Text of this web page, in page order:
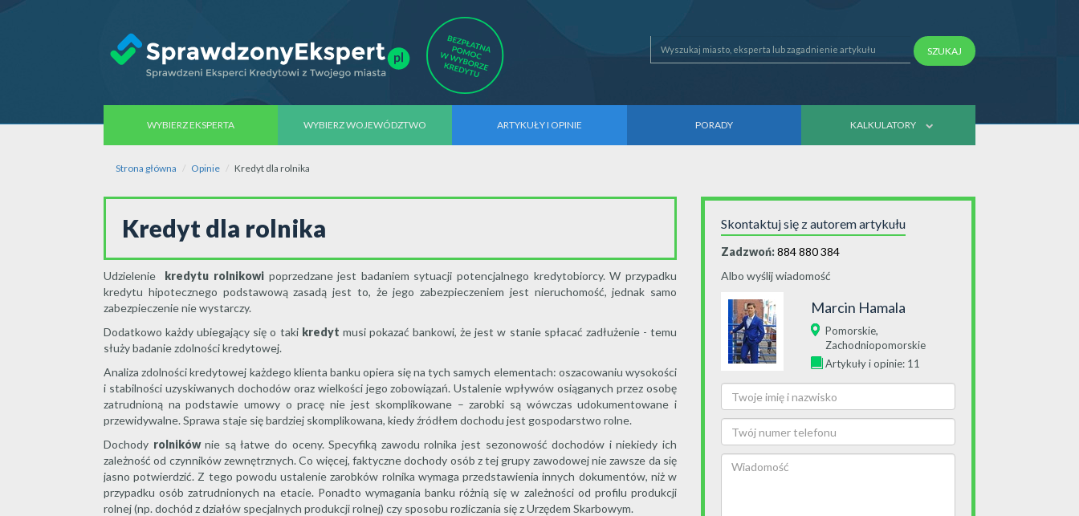
SZUKAJ
WYBIERZ EKSPERTA WYBIERZ WOJEWÓDZTWO ARTYKUŁY I OPINIE PORADY KALKULATORY
Strona główna Opinie Kredyt dla rolnika
Kredyt dla rolnika
Udzielenie kredytu rolnikowipoprzedzane jest badaniem sytuacji potencjalnego kredytobiorcy. W przypadku
kredytu hipotecznego podstawową zasadą jest to, że jego zabezpieczeniem jest nieruchomość, jednak samo
zabezpieczenie nie wystarczy.
Dodatkowo każdy ubiegający się o taki kredyt musi pokazać bankowi, że jest w stanie spłacać zadłużenie - temu
służy badanie zdolności kredytowej.
Analiza zdolności kredytowej każdego klienta banku opiera się na tych samych elementach: oszacowaniu wysokości
i stabilności uzyskiwanych dochodów oraz wielkości jego zobowiązań. Ustalenie wpływów osiąganych przez osobę
zatrudnioną na podstawie umowy o pracę nie jest skomplikowane – zarobki są wówczas udokumentowane i
przewidywalne. Sprawa staje się bardziej skomplikowana, kiedy źródłem dochodu jest gospodarstwo rolne.
Dochody rolnikównie są łatwe do oceny. Specyfiką zawodu rolnika jest sezonowość dochodów i niekiedy ich
zależność od czynników zewnętrznych. Co więcej, faktyczne dochody osób z tej grupy zawodowej nie zawsze da się
jasno potwierdzić. Z tego powodu ustalenie zarobków rolnika wymaga przedstawienia innych dokumentów, niż w
przypadku osób zatrudnionych na etacie. Ponadto wymagania banku różnią się w zależności od profilu produkcji
rolnej (np. dochód z działów specjalnych produkcji rolnej) czy sposobu rozliczania się z Urzędem Skarbowym.
Skontaktuj się z autorem artykułu
Zadzwoń:884 880 384
Albo wyślij wiadomość
Marcin Hamala
Pomorskie,
Zachodniopomorskie
Artykuły i opinie: 11